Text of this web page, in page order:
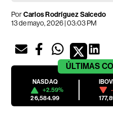
PorCarlos Rodríguez Salcedo
13 de mayo, 2026 | 03:03 PM
ÚLTIMAS
NASDAQ
+2.59%
26,584.99